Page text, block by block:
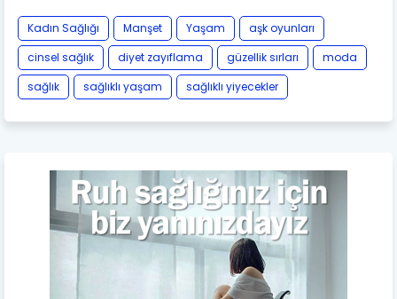
Kadın Sağlığı Manşet Yaşam
aşk oyunları
cinsel sağlık
diyet zayıflama güzellik sırları
moda
sağlık
sağlıklı yaşam sağlıklı yiyecekler